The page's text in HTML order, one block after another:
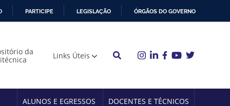
PARTICIPE LEGISLAÇÃO ÓRGÃOS DO GOVERNO
da
Links Úteis
ALUNOS E EGRESSOS DOCENTES E TÉCNICOS